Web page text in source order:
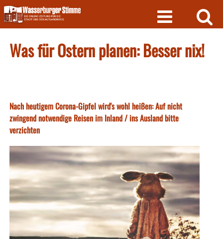
Skip
to
content
Was für Ostern planen: Besser nix!
Nach heutigem Corona-Gipfel wird's wohl heißen: Auf nicht
zwingend notwendige Reisen im Inland / ins Ausland bitte
verzichten